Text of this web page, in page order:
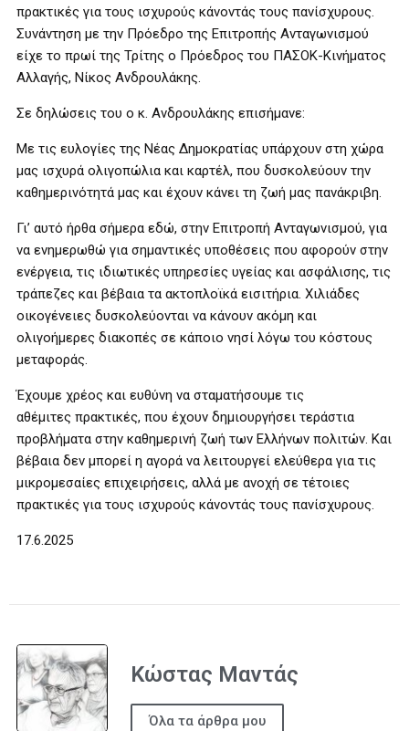
πρακτικές για τους ισχυρούς κάνοντάς τους πανίσχυρους.
Συνάντηση με την Πρόεδρο της Επιτροπής Ανταγωνισμού
είχε το πρωί της Τρίτης ο Πρόεδρος του ΠΑΣΟΚ-Κινήματος
Αλλαγής, Νίκος Ανδρουλάκης.
Σε δηλώσεις του ο κ. Ανδρουλάκης επισήμανε:
Με τις ευλογίες της Νέας Δημοκρατίας υπάρχουν στη χώρα
μας ισχυρά ολιγοπώλια και καρτέλ, που δυσκολεύουν την
καθημερινότητά μας και έχουν κάνει τη ζωή μας πανάκριβη.
Γι’ αυτό ήρθα σήμερα εδώ, στην Επιτροπή Ανταγωνισμού, για
να ενημερωθώ για σημαντικές υποθέσεις που αφορούν στην
ενέργεια, τις ιδιωτικές υπηρεσίες υγείας και ασφάλισης, τις
τράπεζες και βέβαια τα ακτοπλοϊκά εισιτήρια. Χιλιάδες
οικογένειες δυσκολεύονται να κάνουν ακόμη και
ολιγοήμερες διακοπές σε κάποιο νησί λόγω του κόστους
μεταφοράς.
Έχουμε χρέος και ευθύνη να σταματήσουμε τις
αθέμιτες πρακτικές, που έχουν δημιουργήσει τεράστια
προβλήματα στην καθημερινή ζωή των Ελλήνων πολιτών. Και
βέβαια δεν μπορεί η αγορά να λειτουργεί ελεύθερα για τις
μικρομεσαίες επιχειρήσεις, αλλά με ανοχή σε τέτοιες
πρακτικές για τους ισχυρούς κάνοντάς τους πανίσχυρους.
17.6.2025
Κώστας Μαντάς
Όλα τα άρθρα μου